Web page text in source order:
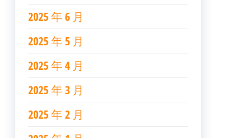
2025 年 6 月
2025 年 5 月
2025 年 4 月
2025 年 3 月
2025 年 2 月